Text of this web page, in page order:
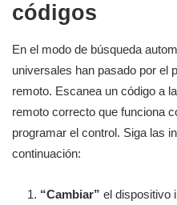
códigos
En el modo de búsqueda
universales han pasado por el
remoto. Escanea un código a
remoto correcto que funciona
programar el control. Siga las
continuación:
“Cambiar” el dispositivo